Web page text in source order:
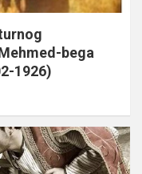
bega
1926)